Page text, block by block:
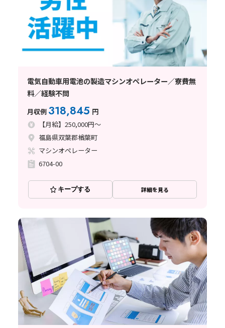
電気自動車用電池の製造マシンオペレーター／寮費無
料／経験不問
月収例 318,845 円
【月給】250,000円～
福島県双葉郡楢葉町
マシンオペレーター
6704-00
キープする 詳細を見る